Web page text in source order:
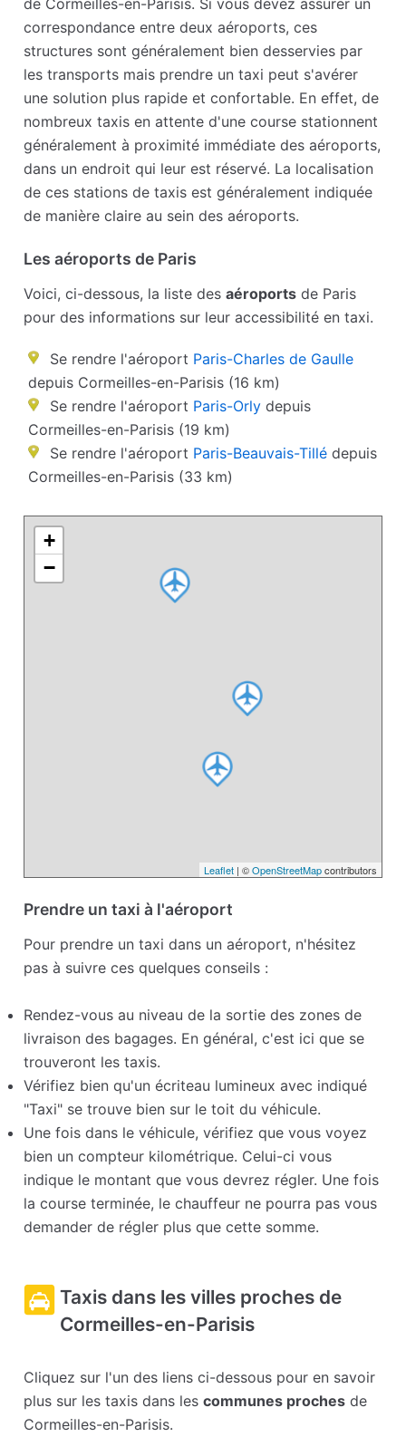
de Cormeilles-en-Parisis. Si vous devez assurer un
correspondance entre deux aéroports, ces
structures sont généralement bien desservies par
les transports mais prendre un taxi peut s'avérer
une solution plus rapide et confortable. En effet, de
nombreux taxis en attente d'une course stationnent
généralement à proximité immédiate des aéroports,
dans un endroit qui leur est réservé. La localisation
de ces stations de taxis est généralement indiquée
de manière claire au sein des aéroports.
Les aéroports de Paris
Voici, ci-dessous, la liste desaéroports de Paris
pour des informations sur leur accessibilité en taxi.
Se rendre l'aéroport Paris-Charles de Gaulle
depuis Cormeilles-en-Parisis (16 km)
Se rendre l'aéroport Paris-Orly depuis
Cormeilles-en-Parisis (19 km)
Se rendre l'aéroport Paris-Beauvais-Tillé depuis
Cormeilles-en-Parisis (33 km)
+
−
Leaflet| ©OpenStreetMapcontributors
Prendre un taxi à l'aéroport
Pour prendre un taxi dans un aéroport, n'hésitez
pas à suivre ces quelques conseils :
Rendez-vous au niveau de la sortie des zones de
livraison des bagages. En général, c'est ici que se
trouveront les taxis.
Vérifiez bien qu'un écriteau lumineux avec indiqué
"Taxi" se trouve bien sur le toit du véhicule.
Une fois dans le véhicule, vérifiez que vous voyez
bien un compteur kilométrique. Celui-ci vous
indique le montant que vous devrez régler. Une fois
la course terminée, le chauffeur ne pourra pas vous
demander de régler plus que cette somme.
Taxis dans les villes proches de
Cormeilles-en-Parisis
Cliquez sur l'un des liens ci-dessous pour en savoir
plus sur les taxis dans lescommunes proches de
Cormeilles-en-Parisis.